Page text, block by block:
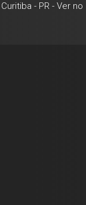
Curitiba - PR- Ver no